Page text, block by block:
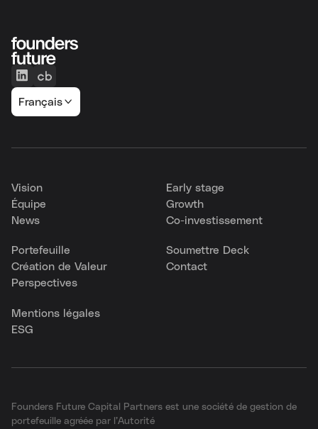
Français
Vision
Équipe
News
Early stage
Growth
Co-investissement
Portefeuille
Création de Valeur
Perspectives
Soumettre Deck
Contact
Mentions légales
ESG
Founders Future Capital Partners est une société de gestion de
portefeuille agréée par l’Autorité